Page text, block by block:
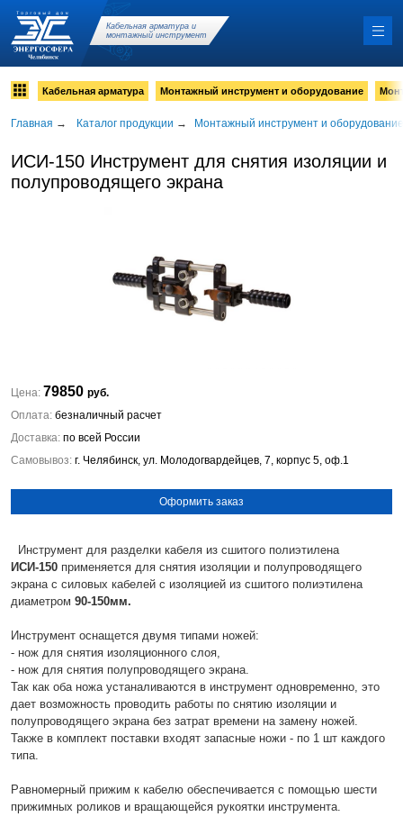
Кабельная арматура и
монтажный инструмент
Кабельная арматура Монтажный инструмент и оборудование
Главная → Каталог продукции → Монтажный инструмент и оборудование
ИСИ-150 Инструмент для снятия изоляции и
полупроводящего экрана
Цена: 79850 руб.
Оплата: безналичный расчет
Доставка: по всей России
Самовывоз: г. Челябинск, ул. Молодогвардейцев, 7, корпус 5, оф.1
Оформить заказ
Инструмент для разделки кабеля из сшитого полиэтилена
ИСИ-150 применяется для снятия изоляции и полупроводящего
экрана с силовых кабелей с изоляцией из сшитого полиэтилена
диаметром 90-150мм.
Инструмент оснащется двумя типами ножей:
- нож для снятия изоляционного слоя,
- нож для снятия полупроводящего экрана.
Так как оба ножа устаналиваются в инструмент одновременно, это
дает возможность проводить работы по снятию изоляции и
полупроводящего экрана без затрат времени на замену ножей.
Также в комплект поставки входят запасные ножи - по 1 шт каждого
типа.
Равномерный прижим к кабелю обеспечивается с помощью шести
прижимных роликов и вращающейся рукоятки инструмента.